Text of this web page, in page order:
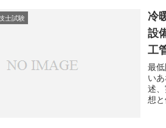
士試験
冷
設
工
最
い
述
想
確